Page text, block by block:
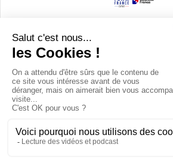
Devenir
© Copyright 2008 / 2026,DECODE
Company.All Rights